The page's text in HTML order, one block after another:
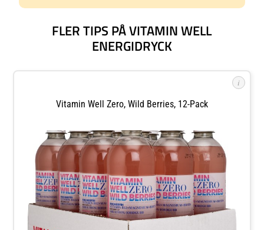
FLER TIPS PÅ VITAMIN WELL
ENERGIDRYCK
i
Vitamin Well Zero, Wild Berries, 12-Pack